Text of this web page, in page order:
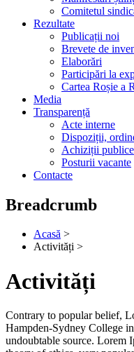
Comitetul
Rezultate
Publicații noi
Brevete de
Elaborări
Participări la
Cartea Roșie a
Media
Transparență
Acte interne
Dispoziții,
Achiziții publice
Posturii vacante
Contacte
Breadcrumb
Acasă >
Activități >
Activități
Contrary to popular belief,
Hampden-Sydney College
undoubtable source. Lorem